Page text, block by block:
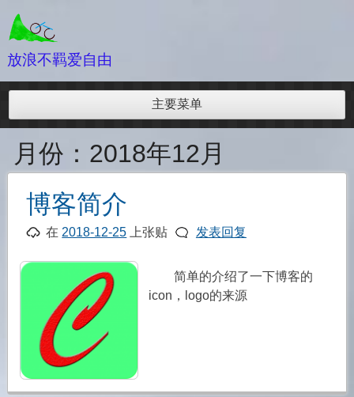
至
内放浪不羁爱自由
主要菜单
月份： 2018年12月
博客简介
在 2018-12-25 上张贴 发表回复
简单的介绍了一下博客的
icon，logo的来源